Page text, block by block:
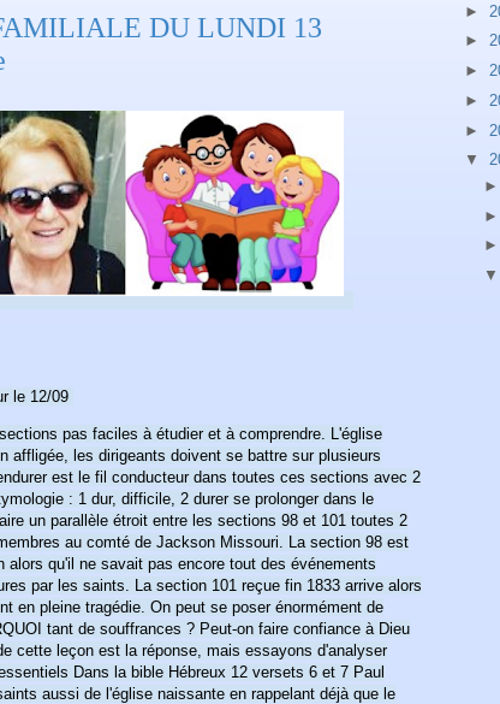
DU LUNDI 13
le 12/09
pas faciles à étudier et à comprendre. L'église
affligée, les dirigeants doivent se battre sur plusieurs
est le fil conducteur dans toutes ces sections avec 2
: 1 dur, difficile, 2 durer se prolonger dans le
un parallèle étroit entre les sections 98 et 101 toutes 2
au comté de Jackson Missouri. La section 98 est
alors qu'il ne savait pas encore tout des événements
par les saints. La section 101 reçue fin 1833 arrive alors
en pleine tragédie. On peut se poser énormément de
tant de souffrances ? Peut-on faire confiance à Dieu
cette leçon est la réponse, mais essayons d'analyser
Dans la bible Hébreux 12 versets 6 et 7 Paul
aussi de l'église naissante en rappelant déjà que le
►
►
►
►
►
▼
►
►
►
▼